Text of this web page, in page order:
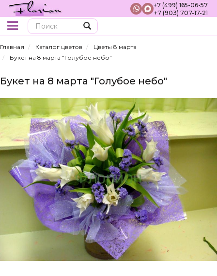
+7 (499) 165-06-57
+7 (903) 707-17-21
Главная Каталог цветов
Цветы 8 марта
Букет на 8 марта "Голубое небо"
Букет на 8 марта "Голубое небо"